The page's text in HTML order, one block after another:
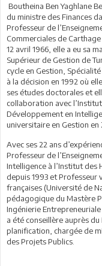
Boutheina Ben Yaghlane
du ministre des Finances
Professeur de
Commerciales de
12 avril 1966, elle a eu sa
Supérieur de Gestion de
cycle en Gestion,
à la décision en 1992 où
ses études doctorales et
collaboration avec
Développement en
universitaire en Gestion en
Avec ses 22 ans
Professeur de
Intelligence à l’Institut des
depuis 1993 et Professeur
françaises (Université de
pédagogique du Mastère
Ingénierie Entrepreneuriale
a été conseillère auprès
planification, chargée de
des Projets Publics.